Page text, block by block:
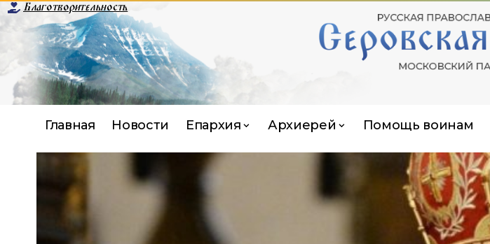
Благотворительность
Главная Новости Епархия Архиерей Помощь воинам